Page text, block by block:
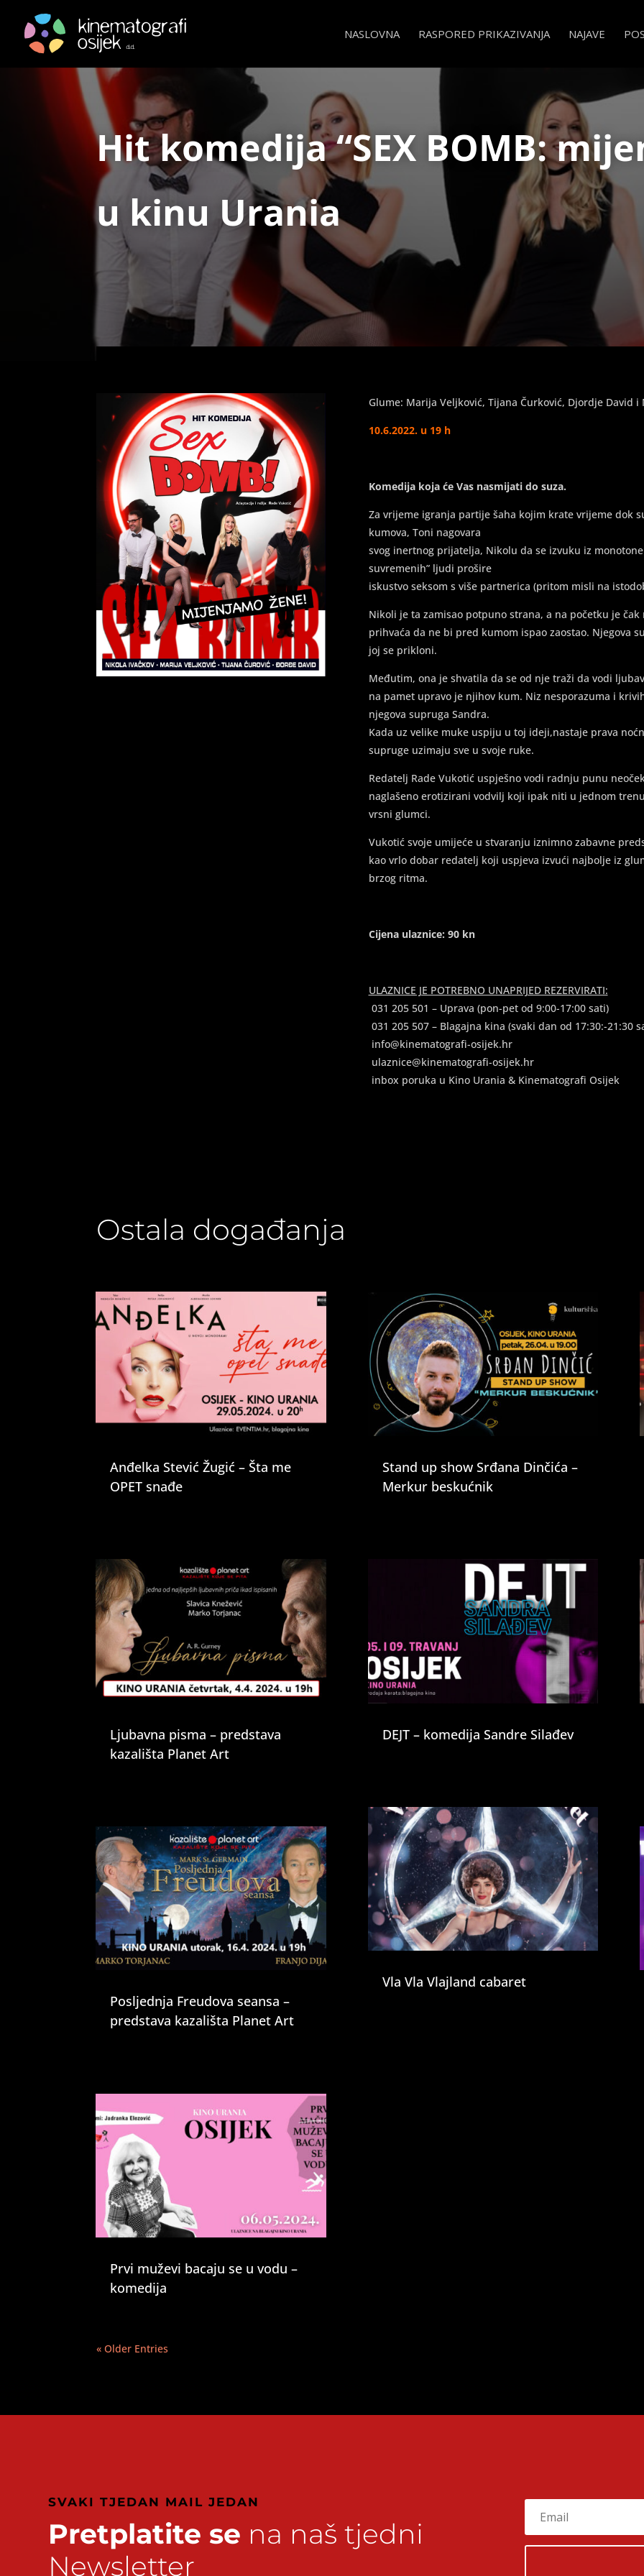
NASLOVNA RASPORED PRIKAZIVANJA NAJAVE
Hit komedija “SEX BOMB:
u kinu Urania
Glume: Marija Veljković, Tijana Čurković, Djordje David i
10.6.2022. u 19 h
Komedija koja će Vas nasmijati do suza.
Za vrijeme igranja partije šaha kojim krate vrijeme dok
kumova, Toni nagovara
svog inertnog prijatelja, Nikolu da se izvuku iz
suvremenih” ljudi prošire
iskustvo seksom s više partnerica (pritom misli na
Nikoli je ta zamisao potpuno strana, a na početku je
prihvaća da ne bi pred kumom ispao zaostao. Njegova
joj se prikloni.
Međutim, ona je shvatila da se od nje traži da vodi
na pamet upravo je njihov kum. Niz nesporazuma i
njegova supruga Sandra.
Kada uz velike muke uspiju u toj ideji,nastaje prava
supruge uzimaju sve u svoje ruke.
Redatelj Rade Vukotić uspješno vodi radnju punu
naglašeno erotizirani vodvilj koji ipak niti u jednom
vrsni glumci.
Vukotić svoje umijeće u stvaranju iznimno zabavne
kao vrlo dobar redatelj koji uspjeva izvući najbolje iz
brzog ritma.
Cijena ulaznice: 90 kn
ULAZNICE JE POTREBNO UNAPRIJED REZERVIRATI:
031 205 501 – Uprava (pon-pet od 9:00-17:00 sati)
031 205 507 – Blagajna kina (svaki dan od 17:30:-21:30
info@kinematografi-osijek.hr
ulaznice@kinematografi-osijek.hr
inbox poruka u Kino Urania & Kinematografi Osijek
Ostala događanja
Anđelka Stević Žugić – Šta me
OPET snađe
Ljubavna pisma – predstava
kazališta Planet Art
Posljednja Freudova seansa –
predstava kazališta Planet Art
Prvi muževi bacaju se u vodu –
komedija
Stand up show Srđana Dinčića –
Merkur beskućnik
DEJT – komedija Sandre Silađev
Vla Vla Vlajland cabaret
« Older Entries
SVAKI TJEDAN MAIL JEDAN
Pretplatite se na naš tjedni
Newsletter